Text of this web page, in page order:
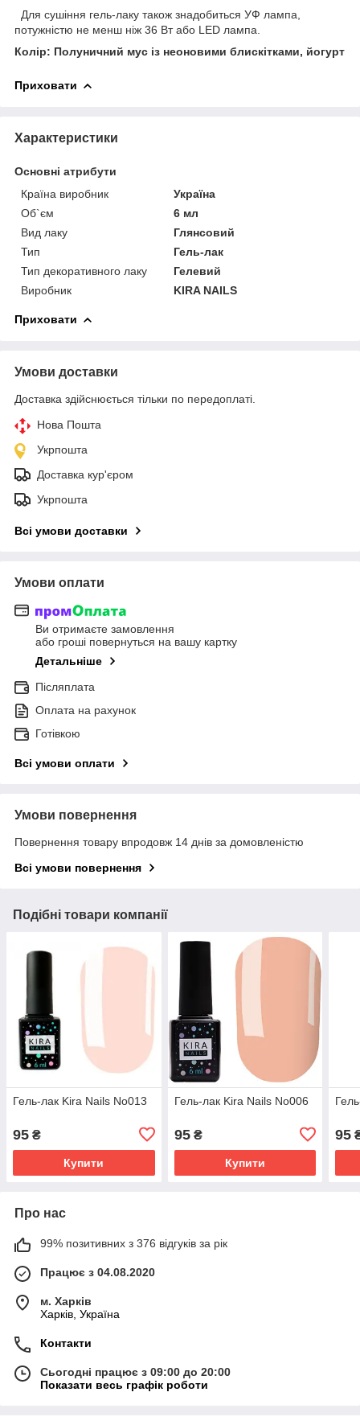
Для сушіння гель-лаку також знадобиться УФ лампа,
потужністю не менш ніж 36 Вт або LED лампа.
Колір: Полуничний мус із неоновими блискітками, йогурт
Приховати
Характеристики
Основні атрибути
Країна виробник
Україна
Об`єм
6 мл
Вид лаку
Глянсовий
Тип
Гель-лак
Тип декоративного лаку
Гелевий
Виробник
KIRA NAILS
Приховати
Умови доставки
Доставка здійснюється тільки по передоплаті.
Нова Пошта
Укрпошта
Доставка кур'єром
Укрпошта
Всі умови доставки
Умови оплати
Ви отримаєте замовлення
або гроші повернуться на вашу картку
Детальніше
Післяплата
Оплата на рахунок
Готівкою
Всі умови оплати
Умови повернення
Повернення товару впродовж 14 днів за домовленістю
Всі умови повернення
Подібні товари компанії
Гель-лак Kira Nails No013
95 ₴
Купити
Гель-лак Kira Nails No006
95₴
Купити
95
Про нас
99% позитивних з 376 відгуків за рік
Працює з 04.08.2020
м. Харків
Харків, Україна
Контакти
Сьогодні працює з 09:00 до 20:00
Показати весь графік роботи